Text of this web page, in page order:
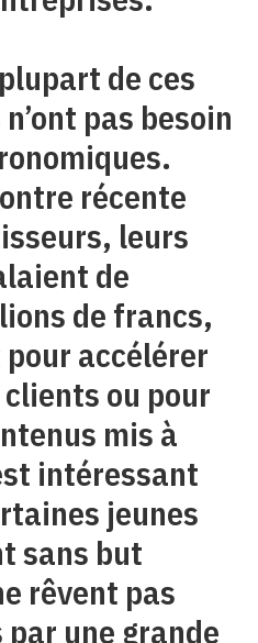
de ces
pas besoin
récente
leurs
de
de francs,
accélérer
ou pour
mis à
intéressant
jeunes
sans but
rêvent pas
par une grande